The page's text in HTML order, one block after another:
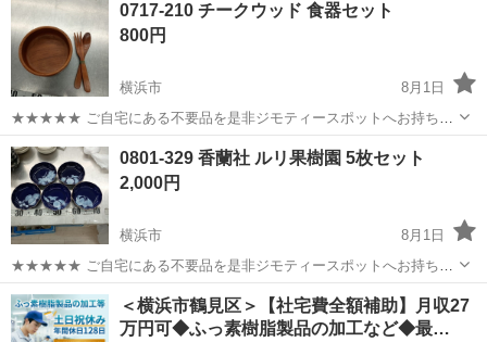
0717-210 チークウッド 食器セット
800円
横浜市
8月1日
★★★★★ ご自宅にある不要品を是非ジモティースポットへお持ち込
みしませんか？ 家電、趣味・スポーツ・レジャー用品、こども用品、
衣料服飾品、生活雑貨、家具、本、CD・DVDなどが無料でまとめて持
ち込めます！ ※詳細はこ...
神奈川 横浜市 食器セット
0801-329 香蘭社 ルリ果樹園 5枚セット
2,000円
横浜市
8月1日
★★★★★ ご自宅にある不要品を是非ジモティースポットへお持ち込
みしませんか？ 家電、趣味・スポーツ・レジャー用品、こども用品、
衣料服飾品、生活雑貨、家具、本、CD・DVDなどが無料でまとめて持
ち込めます！ ※詳細はこ...
神奈川 横浜市 食器 香蘭社
＜横浜市鶴見区＞【社宅費全額補助】月収27
万円可◆ふっ素樹脂製品の加工など◆最…